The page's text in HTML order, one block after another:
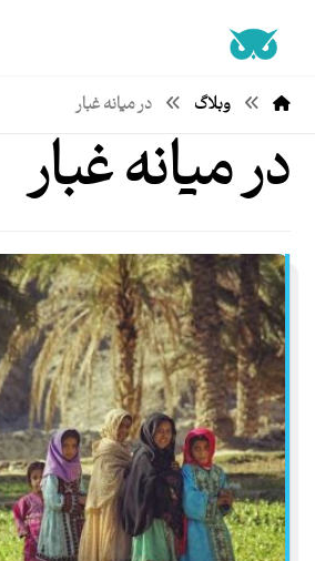
وبلاگ در میانه غبار
در میانه غبار